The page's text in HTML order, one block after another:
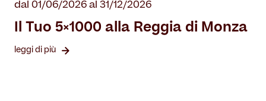
dal 01/06/2026 al 31/12/2026
Il Tuo 5×1000 alla Reggia di Monza
leggi di più